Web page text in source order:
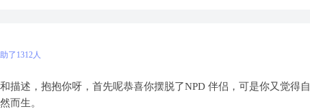
了1312人
描述，抱抱你呀，首先呢恭喜你摆脱了NPD 伴侣，可是你又觉得自
而生。